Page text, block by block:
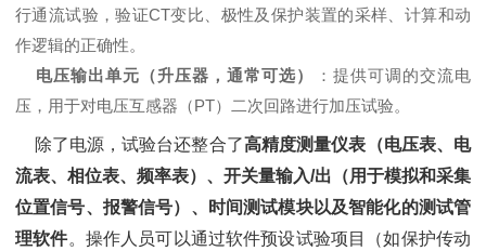
行通流试验，验证CT变比、极性及保护装置的采样、计算和动
作逻辑的正确性。
电压输出单元（升压器，通常可选）
‌：提供可调的交流电
压，用于对电压互感器（PT）二次回路进行加压试验。
除了电源，试验台还整合了‌高精度测量仪表（电压表、电
流表、相位表、频率表）、开关量输入/出（用于模拟和采集
位置信号、报警信号）、时间测试模块以及智能化的测试管
理软件‌。操作人员可以通过软件预设试验项目（如保护传动